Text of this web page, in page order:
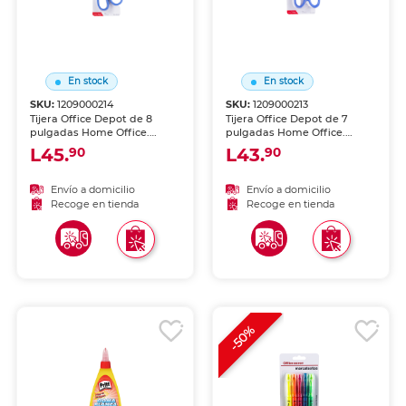
En stock
SKU:1209000214
Tijera Office Depot de 8
pulgadas Home Office.
Diseñada para uso en oficina
en casa. Hojas de acero
precisos y duraderos.
Mangos ergonómicos.
Tamaño ideal para múltiples
tareas.
L45.90
Envío a domicilio
Recoge en tienda
En stock
SKU: 1209000213
Tijera Office Depot de 7
pulgadas Home Office.
Diseñada para uso en oficina
en casa. Hojas de acero
precisos. Mangos cómodos.
Versátil para papel, cartón y
materiales ligeros.
L43.90
Envío a domicilio
Recoge en tienda
-50%